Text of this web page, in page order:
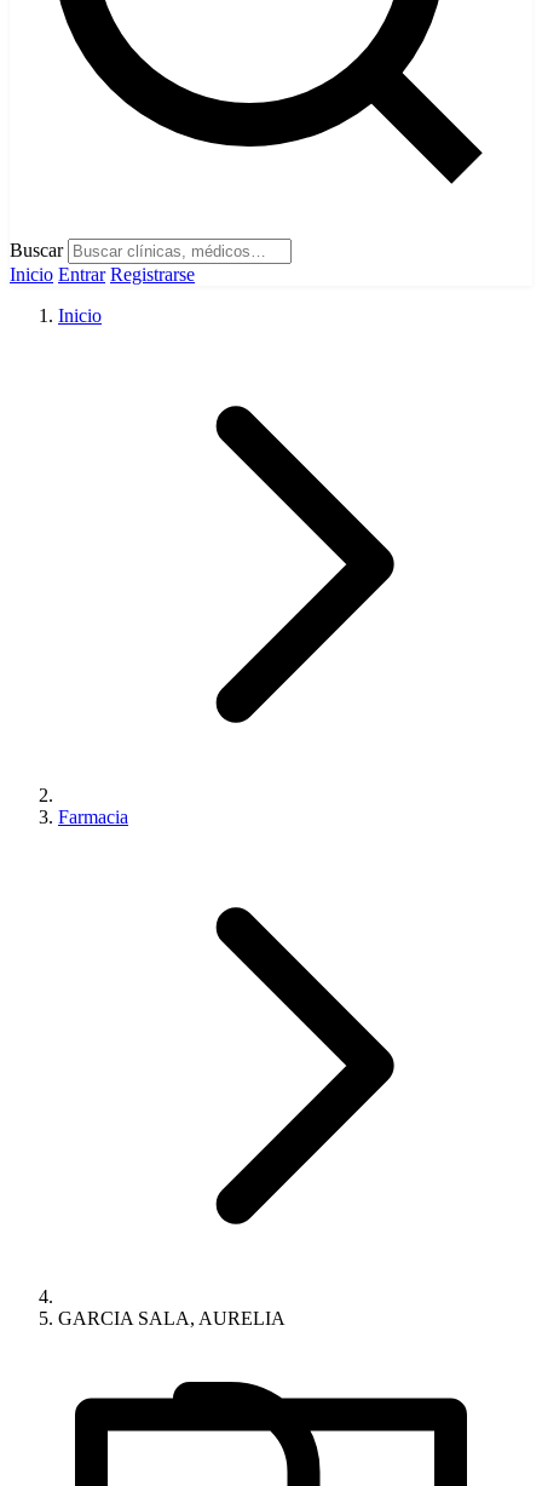
Buscar
Inicio Entrar Registrarse
Inicio
Farmacia
GARCIA SALA, AURELIA